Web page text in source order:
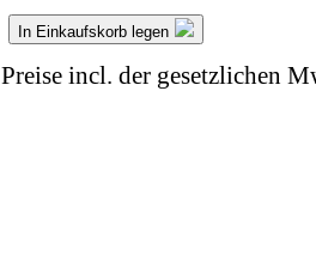
In Einkaufskorb legen
Preise incl. der gesetzlichen